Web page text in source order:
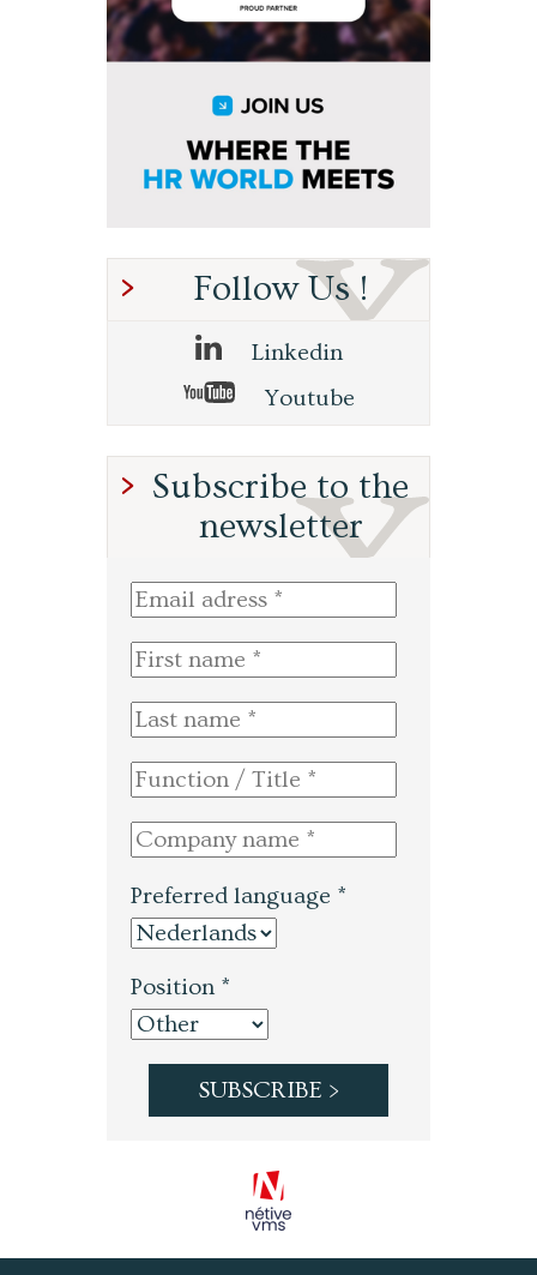
Follow Us !
Linkedin
Youtube
Subscribe to the
newsletter
Preferred language *
Position *